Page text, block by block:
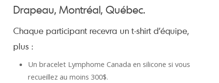
Drapeau, Montréal, Québec.
Chaque participant recevra un t-shirt d’équipe,
plus :
Un bracelet Lymphome Canada en silicone si vous
recueillez au moins 300$.